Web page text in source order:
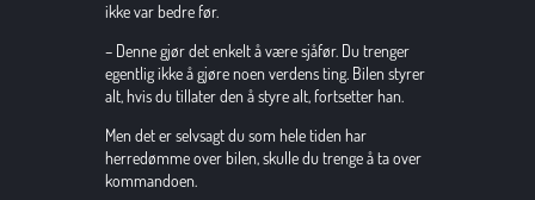
ikke var bedre før.
– Denne gjør det enkelt å være sjåfør. Du trenger
egentlig ikke å gjøre noen verdens ting. Bilen styrer
alt, hvis du tillater den å styre alt, fortsetter han.
Men det er selvsagt du som hele tiden har
herredømme over bilen, skulle du trenge å ta over
kommandoen.